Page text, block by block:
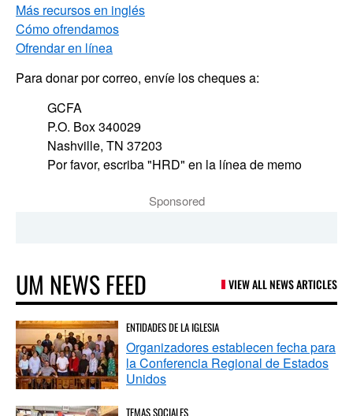
Más recursos en inglés
Cómo ofrendamos
Ofrendar en línea
Para donar por correo, envíe los cheques a:
GCFA
P.O. Box 340029
Nashville, TN 37203
Por favor, escriba "HRD" en la línea de memo
Sponsored
UM NEWS FEED VIEW ALL NEWS ARTICLES
ENTIDADES DE LA IGLESIA
Organizadores establecen fecha para
la Conferencia Regional de Estados
Unidos
TEMAS SOCIALES